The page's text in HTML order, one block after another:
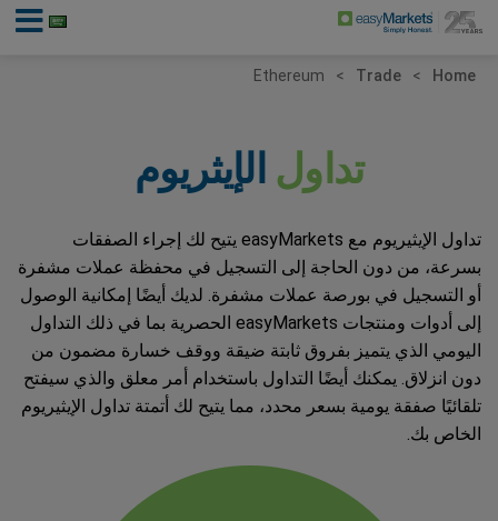
Home
Trade
Ethereum
تداول الإيثريوم
تداول الإيثيريوم مع easyMarkets يتيح لك إجراء الصفقات
بسرعة، من دون الحاجة إلى التسجيل في محفظة عملات مشفرة
أو التسجيل في بورصة عملات مشفرة. لديك أيضًا إمكانية الوصول
إلى أدوات ومنتجات easyMarkets الحصرية بما في ذلك التداول
اليومي الذي يتميز بفروق ثابتة ضيقة ووقف خسارة مضمون من
دون انزلاق. يمكنك أيضًا التداول باستخدام أمر معلق والذي سيفتح
تلقائيًا صفقة يومية بسعر محدد، مما يتيح لك أتمتة تداول الإيثيريوم
الخاص بك.